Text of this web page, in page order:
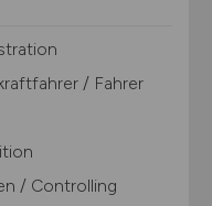
/ Fahrer
/ Controlling